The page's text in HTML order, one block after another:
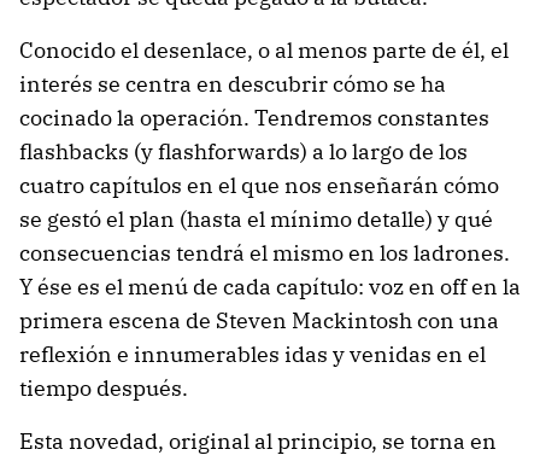
Conocido el desenlace, o al menos parte de él, el
interés se centra en descubrir cómo se ha
cocinado la operación. Tendremos constantes
flashbacks (y flashforwards) a lo largo de los
cuatro capítulos en el que nos enseñarán cómo
se gestó el plan (hasta el mínimo detalle) y qué
consecuencias tendrá el mismo en los ladrones.
Y ése es el menú de cada capítulo: voz en off en la
primera escena de Steven Mackintosh con una
reflexión e innumerables idas y venidas en el
tiempo después.
Esta novedad, original al principio, se torna en